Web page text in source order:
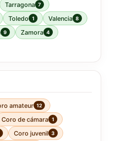
Tarragona 7
Toledo 1 Valencia 8
9 Zamora 4
amateur 12
Coro de cámara 1
Coro juvenil 3